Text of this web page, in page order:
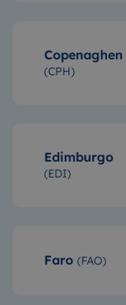
Copenaghen
(CPH)
Edimburgo
(EDI)
Faro (FAO)